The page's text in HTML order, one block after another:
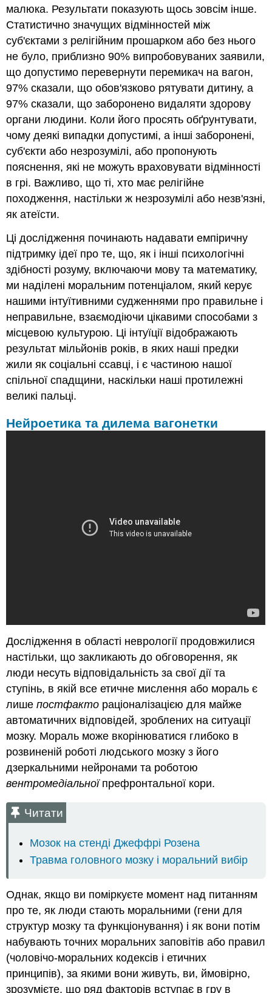
малюка. Результати показують щось зовсім інше.
Статистично значущих відмінностей між
суб'єктами з релігійним прошарком або без нього
не було, приблизно 90% випробовуваних заявили,
що допустимо перевернути перемикач на вагон,
97% сказали, що обов'язково рятувати дитину, а
97% сказали, що заборонено видаляти здорову
органи людини. Коли його просять обґрунтувати,
чому деякі випадки допустимі, а інші заборонені,
суб'єкти або незрозумілі, або пропонують
пояснення, які не можуть враховувати відмінності
в грі. Важливо, що ті, хто має релігійне
походження, настільки ж незрозумілі або незв'язні,
як атеїсти.
Ці дослідження починають надавати емпіричну
підтримку ідеї про те, що, як і інші психологічні
здібності розуму, включаючи мову та математику,
ми наділені моральним потенціалом, який керує
нашими інтуїтивними судженнями про правильне і
неправильне, взаємодіючи цікавими способами з
місцевою культурою. Ці інтуїції відображають
результат мільйонів років, в яких наші предки
жили як соціальні ссавці, і є частиною нашої
спільної спадщини, наскільки наші протилежні
великі пальці.
Нейроетика та дилема вагонетки
Дослідження в області неврології продовжилися
настільки, що закликають до обговорення, як
люди несуть відповідальність за свої дії та
ступінь, в якій все етичне мислення або мораль є
лишепостфакто раціоналізацією для майже
автоматичних відповідей, зроблених на ситуації
мозку. Мораль може вкорінюватися глибоко в
розвиненій роботі людського мозку з його
дзеркальними нейронами та роботою
вентромедіальноїпрефронтальної кори.
Читати
Мозок на стенді Джеффрі Розена
Травма головного мозку і моральний вибір
Однак, якщо ви поміркуєте момент над питанням
про те, як люди стають моральними (гени для
структур мозку та функціонування) і як вони потім
набувають точних моральних заповітів або правил
(чоловічо-моральних кодексів і етичних
принципів), за якими вони живуть, ви, ймовірно,
зрозумієте, що ряд факторів вступає в гру в